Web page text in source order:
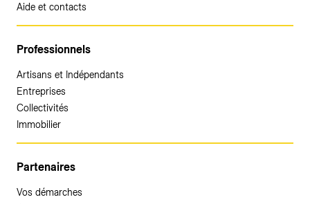
Aide et contacts
Professionnels
Artisans et Indépendants
Entreprises
Collectivités
Immobilier
Partenaires
Vos démarches